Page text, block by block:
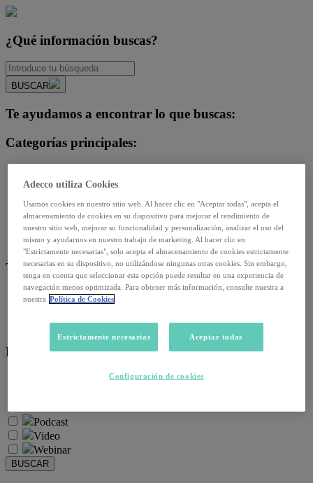
¿Qué información buscas?
BUSCAR
Te ayudamos a encontrar lo que buscas:
Categorías principales:
Diversidad e igualdad
Empleo y relaciones laborales
Futuro del trabajo y tecnología
Salud y prevención
Talento y formación
Temas de actualidad:
Reformas laborales
Salud emocional y post-pandemia
Recursos:
Podcast
Video
Webinar
BUSCAR
Adecco utiliza Cookies
Usamos cookies en nuestro sitio web. Al hacer clic en "Aceptar todas", acepta el
almacenamiento de cookies en su dispositivo para mejorar el rendimiento de
nuestro sitio web, mejorar su funcionalidad y personalización, analizar el uso del
mismo y ayudarnos en nuestro trabajo de marketing. Al hacer clic en
"Estrictamente necesarias", solo acepta el almacenamiento de cookies estrictamente
necesarias en su dispositivo, no utilizándose ningunas otras cookies. Sin embargo,
tenga en cuenta que seleccionar esta opción puede resultar en una experiencia de
navegación menos optimizada. Para obtener más información, consulte nuestra a
nuestra Política de Cookies
Estrictamente necesarias Aceptar todas
Configuración de cookies